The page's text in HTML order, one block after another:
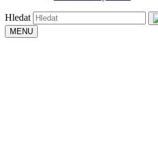
Hledat
MENU